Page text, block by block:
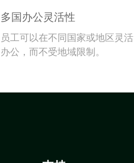
多国办公灵活性
员工可以在不同国家或地区灵活
办公，而不受地域限制。